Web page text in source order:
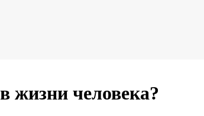
жизни человека?